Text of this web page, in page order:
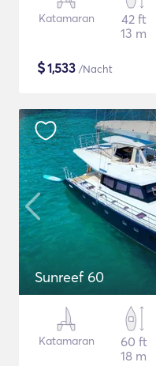
Katamaran
42 ft
13 m
$1,533 /Nacht
Sunreef 60
Katamaran
60 ft
18 m